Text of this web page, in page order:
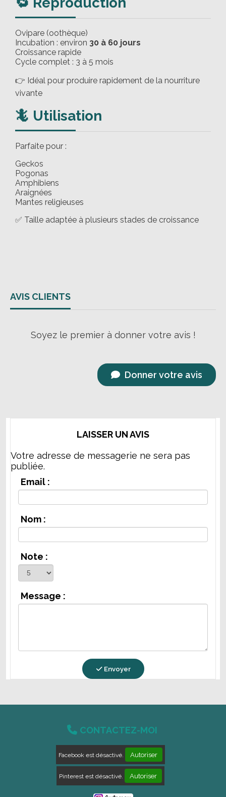
Ovipare (oothèque)
Incubation : environ 30 à 60 jours
Croissance rapide
Cycle complet : 3 à 5 mois
👉 Idéal pour produire rapidement de la nourriture
vivante
🦎 Utilisation
Parfaite pour :
Geckos
Pogonas
Amphibiens
Araignées
Mantes religieuses
✅ Taille adaptée à plusieurs stades de croissance
AVIS CLIENTS
Soyez le premier à donner votre avis !
Donner votre avis
LAISSER UN AVIS
Votre adresse de messagerie ne sera pas
publiée.
Email :
Nom :
Note :
Message :
Envoyer
 CONTACTEZ-MOI
Facebook est désactivé. Autoriser
Pinterest est désactivé. Autoriser